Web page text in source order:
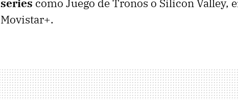
series como Juego de Tronos o Silicon Valley,
Movistar+.